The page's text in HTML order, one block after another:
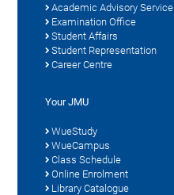
Academic Advisory Service
Examination Office
Student Affairs
Student Representation
Career Centre
Your JMU
WueStudy
WueCampus
Class Schedule
Online Enrolment
Library Catalogue